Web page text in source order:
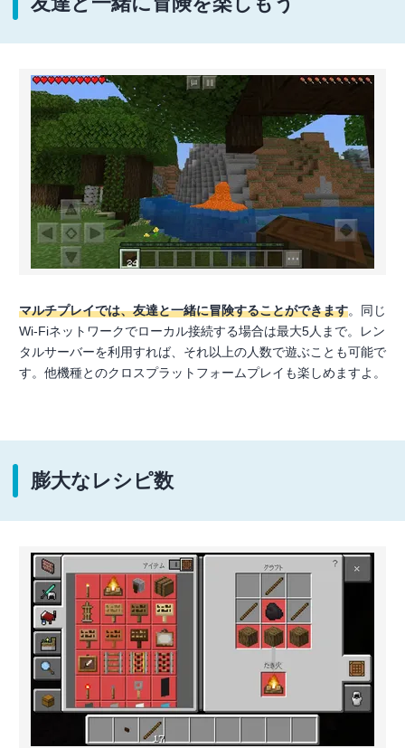
マルチプレイでは、友達と一緒に冒険することができます。同じ
Wi-Fiネットワークでローカル接続する場合は最大5人まで。レン
タルサーバーを利用すれば、それ以上の人数で遊ぶことも可能で
す。他機種とのクロスプラットフォームプレイも楽しめますよ。
膨大なレシピ数